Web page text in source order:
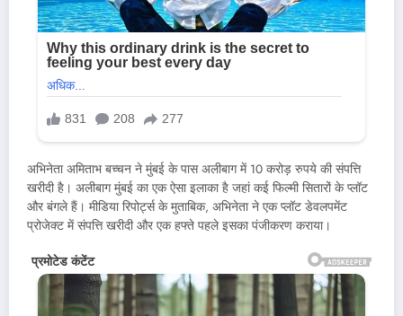
अभिनेता अमिताभ बच्चन ने मुंबई के पास अलीबाग में 10 करोड़ रुपये की संपत्ति
खरीदी है। अलीबाग मुंबई का एक ऐसा इलाका है जहां कई फिल्मी सितारों के प्लॉट
और बंगले हैं। मीडिया रिपोर्ट्स के मुताबिक, अभिनेता ने एक प्लॉट डेवलपमेंट
प्रोजेक्ट में संपत्ति खरीदी और एक हफ्ते पहले इसका पंजीकरण कराया।